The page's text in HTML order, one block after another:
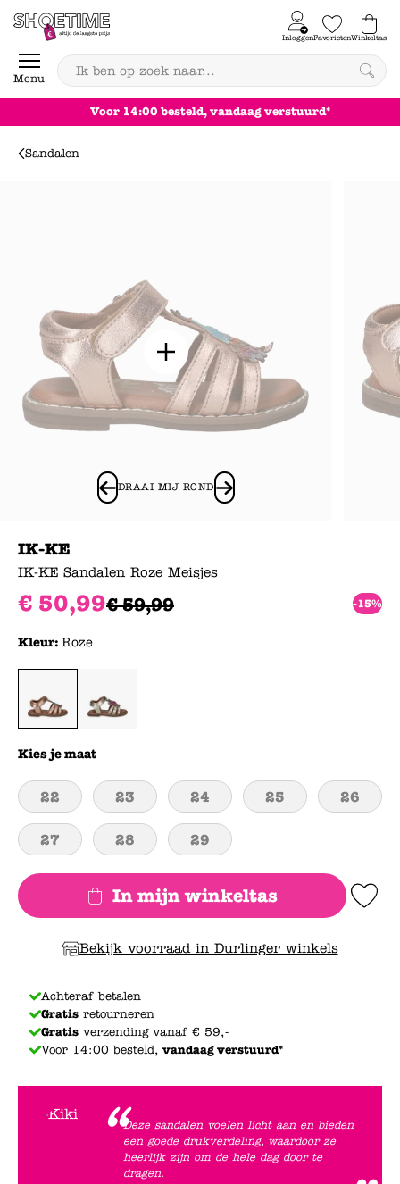
Skip to content
Menu
InloggenFavorietenWinkeltas
0
Achteraf betalen
Sandalen
DRAAI MIJ ROND
IK-KE
IK-KE Sandalen Roze Meisjes
€ 50,99€ 59,99 -15%
Kleur: Roze
Kies je maat
22 23 24 25 26
27 28 29
In mijn winkeltas Add to
Bekijk voorraad in Durlinger winkels
Achteraf betalen
Gratis retourneren
Gratis verzending vanaf € 59,-
Voor 14:00 besteld, vandaagverstuurd*
Deze sandalen voelen licht aan en bieden
een goede drukverdeling, waardoor ze
heerlijk zijn om de hele dag door te
dragen.